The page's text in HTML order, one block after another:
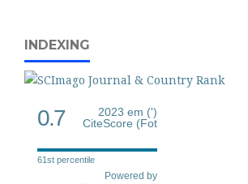
INDEXING
0.7
2023 em (')
CiteScore (Fot
61st percentile
Powered by